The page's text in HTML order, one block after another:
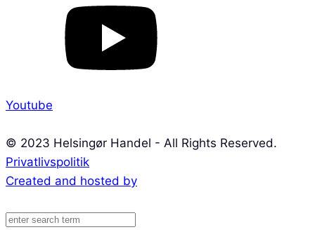
Youtube
© 2023 Helsingør Handel - All Rights Reserved.
Privatlivspolitik
Created and hosted by